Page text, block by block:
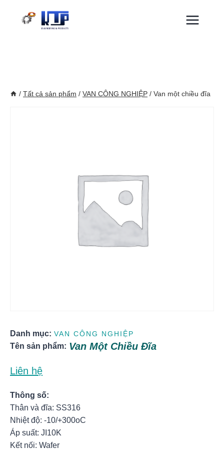
/ Tất cả sản phẩm / VAN CÔNG NGHIỆP / Van một chiều đĩa
Danh mục: VAN CÔNG NGHIỆP
Tên sản phẩm: Van Một Chiều Đĩa
Liên hệ
Thông số:
Thân và đĩa: SS316
Nhiệt độ: -10/+300oC
Áp suất: JI10K
Kết nối: Wafer